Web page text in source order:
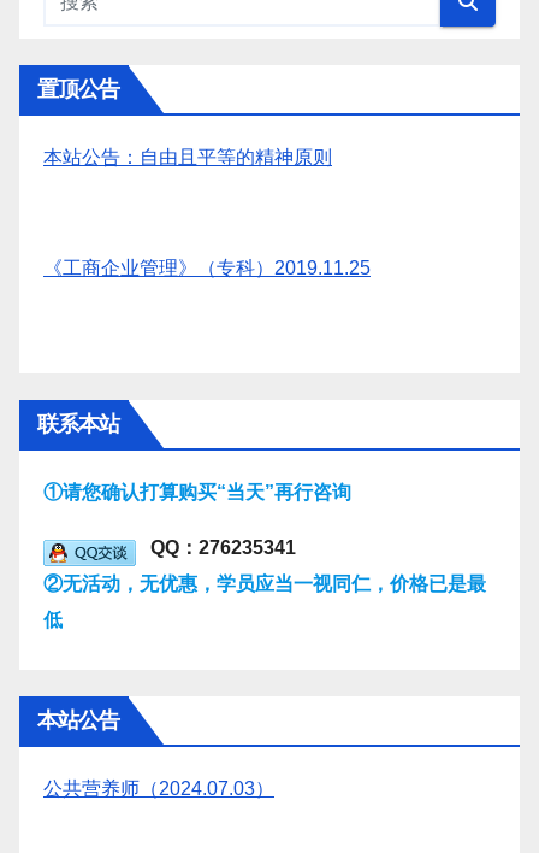
置顶公告
本站公告：自由且平等的精神原则
《工商企业管理》（专科）2019.11.25
联系本站
①请您确认打算购买“当天”再行咨询
QQ：276235341
②无活动，无优惠，学员应当一视同仁，价格已是最
低
本站公告
公共营养师（2024.07.03）